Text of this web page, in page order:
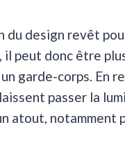
du design revêt
il peut donc être
garde-corps. En
passer la
atout, notamment